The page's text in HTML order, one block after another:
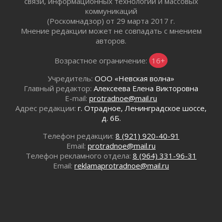
02 августа 2026
Ленобласть внедрила передовую подготовку
операторов БПЛА
02 августа 2026
В Ивангороде появилась «Избушка-
воробушка»
Юхла, мука, кантеле и Водяной
01 августа 2026
Лето катится с горки
В Ленобласти открылась экспозиция к 150-
летию Билибина
01 августа 2026
Лето без гаджетов
коммуникаций
(Роскомнадзор) от 29 марта 2017 г.
Мнение редакции может не совпадать с мнением
авторов.
Возрастное ограничение: 16+
Учредитель: ООО «Невская волна»
Главный редактор: Алексеева Елена Викторовна
E-mail: protradnoe@mail.ru
Адрес редакции: г. Отрадное, Ленинградское шоссе,
д. 6Б.
Телефон редакции: 8 (921) 920-40-91
Email: protradnoe@mail.ru
Телефон рекламного отдела: 8 (964) 331-96-31
Email: reklamaprotradnoe@mail.ru